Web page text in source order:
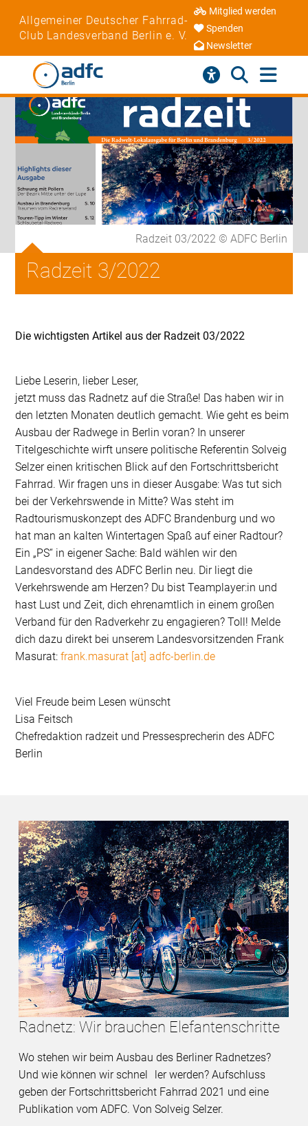
Allgemeiner Deutscher Fahrrad-
Club Landesverband Berlin e. V.
Mitglied werden
Spenden
Newsletter
Radzeit 03/2022 © ADFC Berlin
Radzeit 3/2022
Die wichtigsten Artikel aus der Radzeit 03/2022
Liebe Leserin, lieber Leser,
jetzt muss das Radnetz auf die Straße! Das haben wir in
den letzten Monaten deutlich gemacht. Wie geht es beim
Ausbau der Radwege in Berlin voran? In unserer
Titelgeschichte wirft unsere politische Referentin Solveig
Selzer einen kritischen Blick auf den Fortschrittsbericht
Fahrrad. Wir fragen uns in dieser Ausgabe: Was tut sich
bei der Verkehrswende in Mitte? Was steht im
Radtourismuskonzept des ADFC Brandenburg und wo
hat man an kalten Wintertagen Spaß auf einer Radtour?
Ein „PS“ in eigener Sache: Bald wählen wir den
Landesvorstand des ADFC Berlin neu. Dir liegt die
Verkehrswende am Herzen? Du bist Teamplayer:in und
hast Lust und Zeit, dich ehrenamtlich in einem großen
Verband für den Radverkehr zu engagieren? Toll! Melde
dich dazu direkt bei unserem Landesvorsitzenden Frank
Masurat:frank.masurat [at] adfc-berlin.de
Viel Freude beim Lesen wünscht
Lisa Feitsch
Chefredaktion radzeit und Pressesprecherin des ADFC
Berlin
Radnetz: Wir brauchen Elefantenschritte
Wo stehen wir beim Ausbau des Berliner Radnetzes?
Und wie können wir schnel­­ ler werden? Aufschluss
geben der Fortschrittsbericht Fahrrad 2021 und eine
Publikation vom ADFC. Von Solveig Selzer.